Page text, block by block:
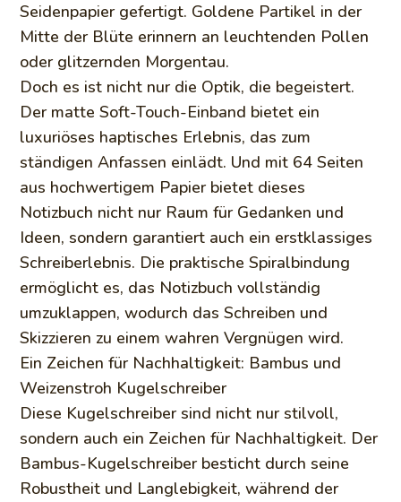
Seidenpapier gefertigt. Goldene Partikel in der
Mitte der Blüte erinnern an leuchtenden Pollen
oder glitzernden Morgentau.
Doch es ist nicht nur die Optik, die begeistert.
Der matte Soft-Touch-Einband bietet ein
luxuriöses haptisches Erlebnis, das zum
ständigen Anfassen einlädt. Und mit 64 Seiten
aus hochwertigem Papier bietet dieses
Notizbuch nicht nur Raum für Gedanken und
Ideen, sondern garantiert auch ein erstklassiges
Schreiberlebnis. Die praktische Spiralbindung
ermöglicht es, das Notizbuch vollständig
umzuklappen, wodurch das Schreiben und
Skizzieren zu einem wahren Vergnügen wird.
Ein Zeichen für Nachhaltigkeit: Bambus und
Weizenstroh Kugelschreiber
Diese Kugelschreiber sind nicht nur stilvoll,
sondern auch ein Zeichen für Nachhaltigkeit. Der
Bambus-Kugelschreiber besticht durch seine
Robustheit und Langlebigkeit, während der